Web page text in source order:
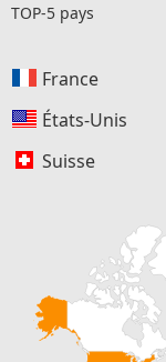
TOP-5 pays
France
États-Unis
Suisse